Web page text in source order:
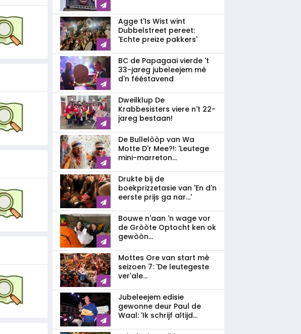
Agge t'Is Wist wint
Dubbelstreet pereet:
'Echte preize pakkers'
BC de Papagaai vierde 't
33-jareg jubeleejem mè
d'n fééstavend
Dweilklup De
Krabbesisters viere n't 22-
jareg bestaan!
De Bullelòòp van Wa
Motte D'r Mee?!: 'Leutege
mini-marreton...
Drukte bij de
boekprizzetasie van 'En d'n
eerste prijs ga nar...'
Bouwe n'aan 'n wage vor
de Gròòte Optocht ken ok
gewòòn...
Mottes Ore van start mè
seizoen 7: 'De leutegeste
ver'ale...
Jubeleejem edisie
gewonne deur Paul de
Waal: 'Ik schrijf altijd...